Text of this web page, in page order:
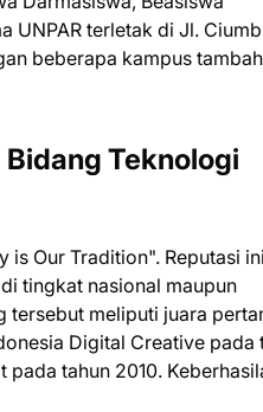
UNPAR terletak di Jl.
beberapa kampus
Teknologi
is Our Tradition". Reputasi ini
tingkat nasional maupun
tersebut meliputi juara
Digital Creative pada
tahun 2010.